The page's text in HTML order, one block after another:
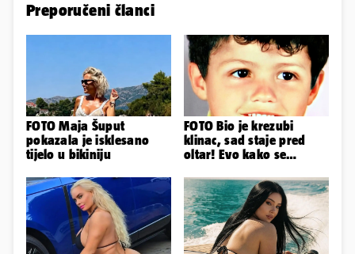
Preporučeni članci
FOTO Maja Šuput
pokazala je isklesano
tijelo u bikiniju
FOTO Bio je krezubi
klinac, sad staje pred
oltar! Evo kako se
najvećih...